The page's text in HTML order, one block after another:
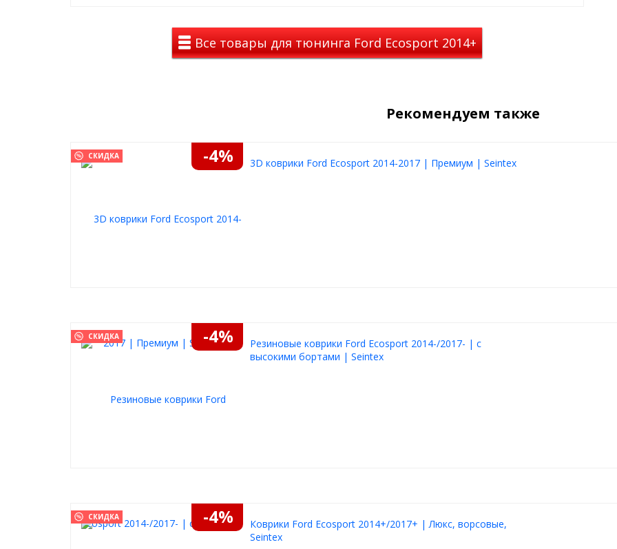
Все товары для тюнинга Ford Ecosport 2014+
Рекомендуем также
СКИДКА -4% 3D коврики Ford Ecosport 2014-2017 | Премиум | Seintex
СКИДКА -4%
Резиновые коврики Ford Ecosport 2014-/2017- | с
высокими бортами | Seintex
СКИДКА -4%
Коврики Ford Ecosport 2014+/2017+ | Люкс, ворсовые,
Seintex